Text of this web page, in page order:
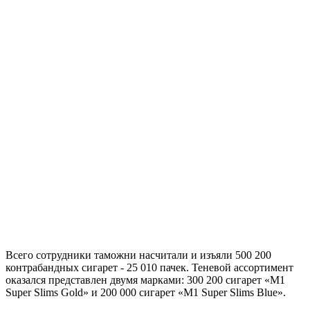
Всего сотрудники таможни насчитали и изъяли 500 200
контрабандных сигарет - 25 010 пачек. Теневой ассортимент
оказался представлен двумя марками: 300 200 сигарет «M1
Super Slims Gold» и 200 000 сигарет «M1 Super Slims Blue».